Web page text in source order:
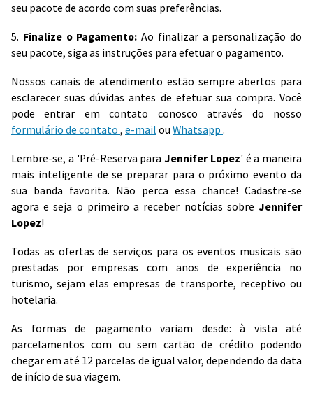
seu pacote de acordo com suas preferências.
5. Finalize o Pagamento: Ao finalizar a personalização do
seu pacote, siga as instruções para efetuar o pagamento.
Nossos canais de atendimento estão sempre abertos para
esclarecer suas dúvidas antes de efetuar sua compra. Você
pode entrar em contato conosco através do nosso
formulário de contato , e-mail ou Whatsapp .
Lembre-se, a 'Pré-Reserva para Jennifer Lopez' é a maneira
mais inteligente de se preparar para o próximo evento da
sua banda favorita. Não perca essa chance! Cadastre-se
agora e seja o primeiro a receber notícias sobre Jennifer
Lopez!
Todas as ofertas de serviços para os eventos musicais são
prestadas por empresas com anos de experiência no
turismo, sejam elas empresas de transporte, receptivo ou
hotelaria.
As formas de pagamento variam desde: à vista até
parcelamentos com ou sem cartão de crédito podendo
chegar em até 12 parcelas de igual valor, dependendo da data
de início de sua viagem.